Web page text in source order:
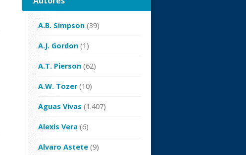
A.B. Simpson (39)
A.J. Gordon (1)
A.T. Pierson (62)
A.W. Tozer(10)
Aguas Vivas (1.407)
Alexis Vera (6)
Alvaro Astete (9)